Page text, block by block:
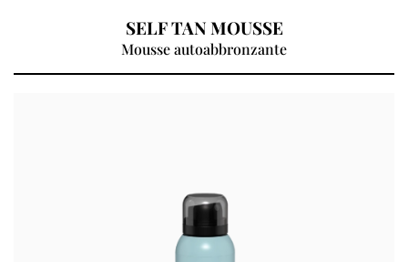
SELF TAN MOUSSE
Mousse autoabbronzante